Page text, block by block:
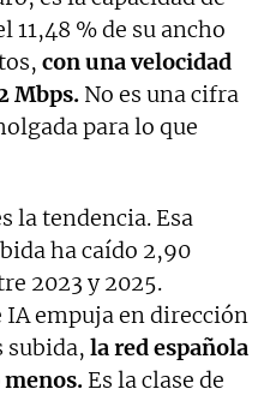
11,48 % de su ancho
con una velocidad
Mbps. No es una cifra
para lo que
la tendencia. Esa
ha caído 2,90
2023 y 2025.
empuja en dirección
subida, la red española
Es la clase de